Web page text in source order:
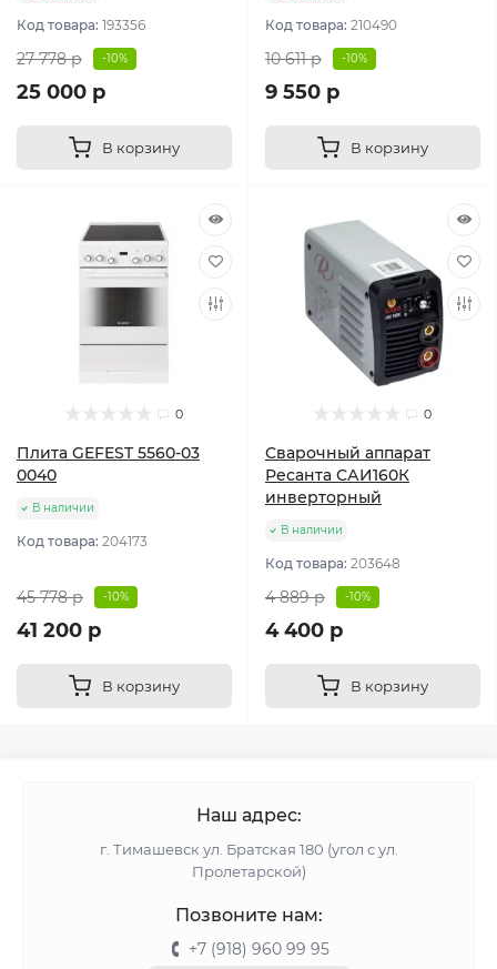
Код товара: 193356
27 778 р -10%
25 000 р
В корзину
Код товара: 210490
10 611 р -10%
9 550 р
В корзину
0
Плита GEFEST 5560-03
0040
В наличии
Код товара: 204173
45 778 р -10%
41 200 р
В корзину
0
Сварочный аппарат
Ресанта САИ160К
инверторный
В наличии
Код товара: 203648
4 889 р -10%
4 400 р
В корзину
Наш адрес:
г. Тимашевск ул. Братская 180 (угол с ул.
Пролетарской)
Позвоните нам:
+7 (918) 960 99 95